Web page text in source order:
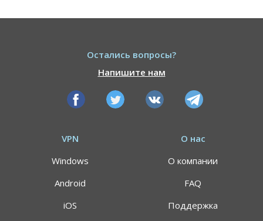
Остались вопросы?
Напишите нам
VPN
Windows
Android
iOS
О нас
О компании
FAQ
Поддержка